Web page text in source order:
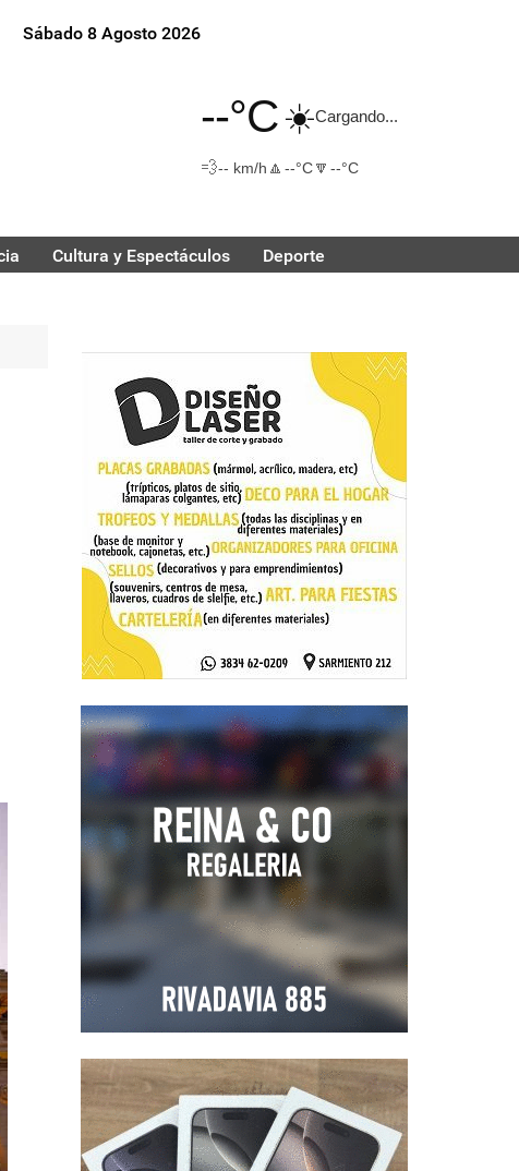
Sábado 8 Agosto 2026
--°C☀️Cargando...
💨-- km/h 🔼 --°C🔽 --°C
Cultura y Espectáculos Deporte